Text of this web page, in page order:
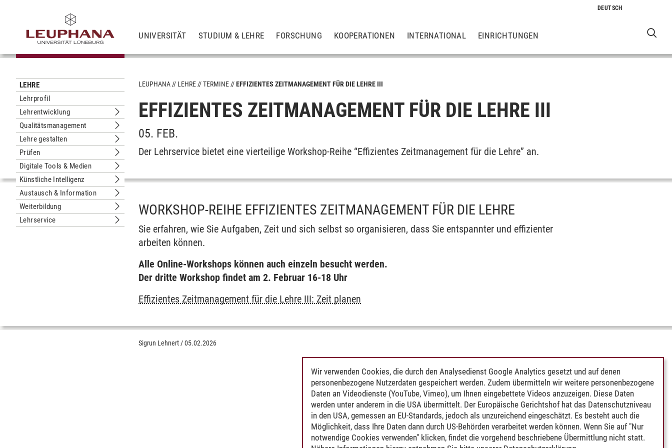
UNIVERSITÄT STUDIUM & LEHRE FORSCHUNG KOOPERATIONEN INTERNATIONAL EINRICHTUNGEN
LEHRE
Lehrprofil
Lehrentwicklung
Untermenu Lehrentwicklung
Qualitätsmanagement
Untermenu Qualitätsmanagement
Lehre gestalten
Untermenu Lehre gestalten
Prüfen
Untermenu Prüfen
Digitale Tools & Medien
Untermenu Digitale Tools & Medien
Künstliche Intelligenz
Untermenu Künstliche Intelligenz
Austausch & Information
Untermenu Austausch & Information
Weiterbildung
Untermenu Weiterbildung
Lehrservice
Untermenu Lehrservice
LEUPHANA LEHRE TERMINE EFFIZIENTES ZEITMANAGEMENT FÜR DIE LEHRE III
EFFIZIENTES ZEITMANAGEMENT FÜR DIE LEHRE III
05. FEB.
Der Lehrservice bietet eine vierteilige Workshop-Reihe “Effizientes Zeitmanagement für die Lehre” an.
WORKSHOP-REIHE EFFIZIENTES ZEITMANAGEMENT FÜR DIE LEHRE
Sie erfahren, wie Sie Aufgaben, Zeit und sich selbst so organisieren, dass Sie entspannter und effizienter
arbeiten können.
Alle Online-Workshops können auch einzeln besucht werden.
Der dritte Workshop findet am 2. Februar 16-18 Uhr
Effizientes Zeitmanagement für die Lehre III: Zeit planen
Sigrun Lehnert /05.02.2026
Wir verwenden Cookies, die durch den Analysedienst Google Analytics gesetzt und auf denen
personenbezogene Nutzerdaten gespeichert werden. Zudem übermitteln wir weitere personenbezogene
Daten an Videodienste (YouTube, Vimeo), um Ihnen eingebettete Videos anzuzeigen. Diese Daten
werden unter anderem in die USA übermittelt. Der Europäische Gerichtshof hat das Datenschutzniveau
in den USA, gemessen an EU-Standards, jedoch als unzureichend eingeschätzt. Es besteht auch die
Möglichkeit, dass Ihre Daten dann durch US-Behörden verarbeitet werden können. Wenn Sie auf "Nur
notwendige Cookies verwenden" klicken, findet die vorgehend beschriebene Übermittlung nicht statt.